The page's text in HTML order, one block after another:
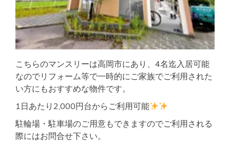
こちらのマンスリーは高岡市にあり、4名迄入居可能
なのでリフォーム等で一時的にご家族でご利用された
い方にもおすすめな物件です。
1日あたり2,000円台からご利用可能
駐輪場・駐車場のご用意もできますのでご利用される
際にはお問合せ下さい。